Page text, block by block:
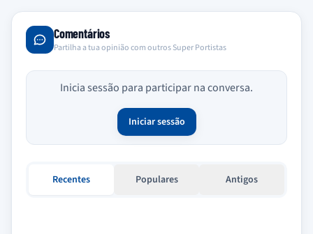
Comentários
Partilha a tua opinião com outros Super Portistas
Inicia sessão para participar na conversa.
Iniciar sessão
Recentes Populares Antigos